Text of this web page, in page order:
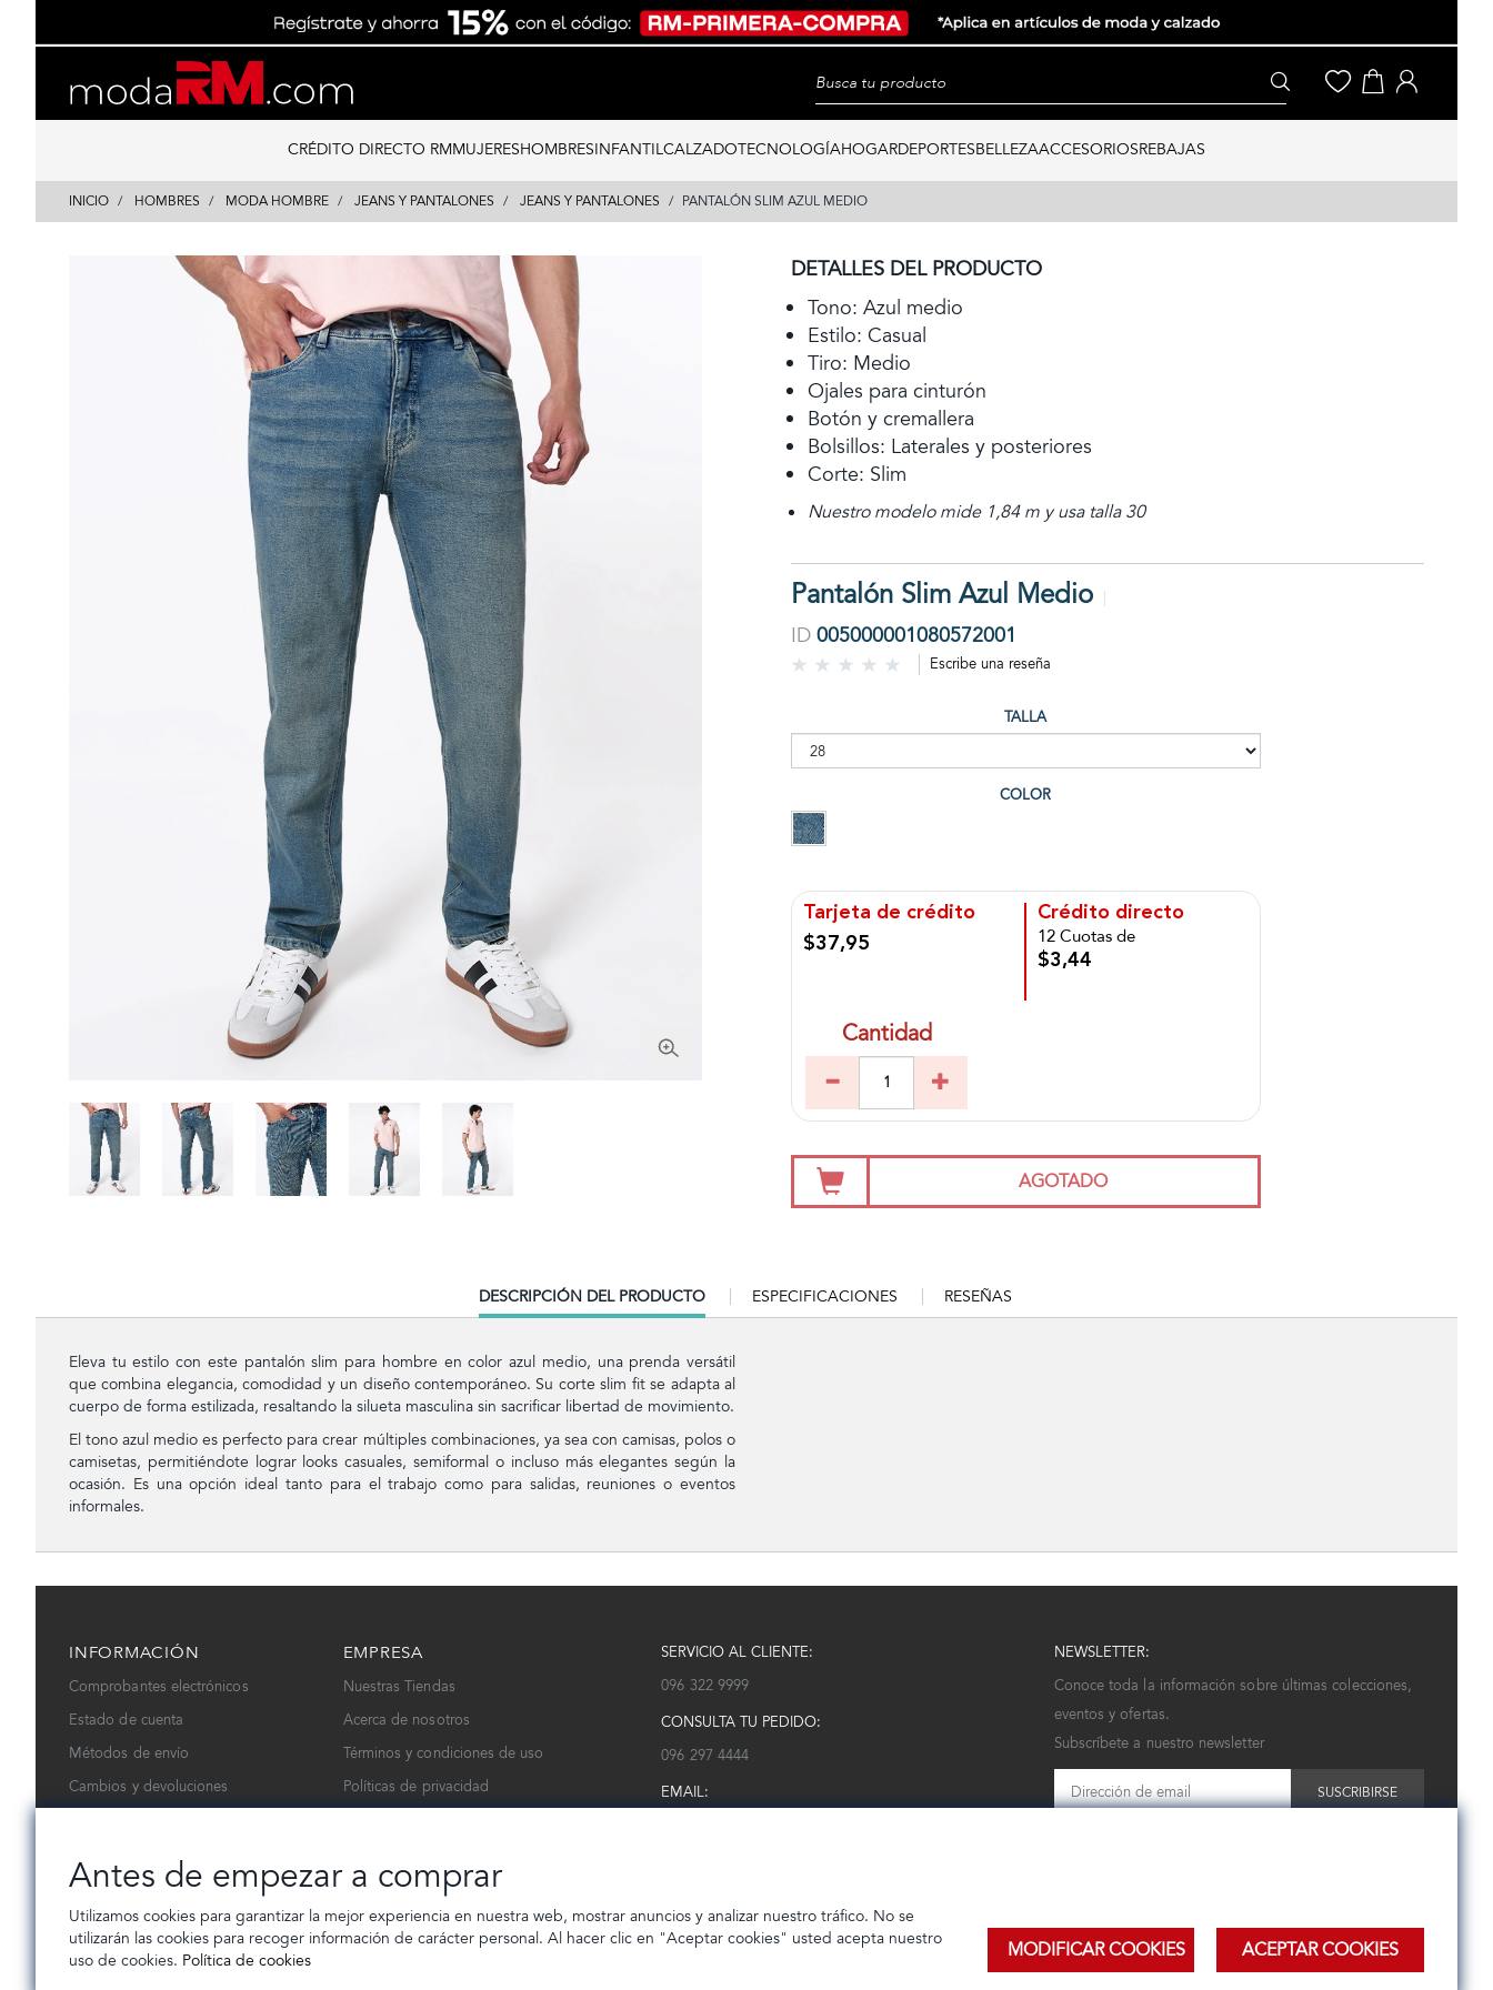
content
navigation
CRÉDITO DIRECTO RMMUJERESHOMBRESINFANTILCALZADOTECNOLOGÍAHOGARDEPORTESBELLEZAACCESORIOSREBAJAS
INICIO HOMBRES MODA HOMBRE JEANS Y PANTALONES JEANS Y PANTALONES PANTALÓN SLIM AZUL MEDIO
DETALLES DEL PRODUCTO
Tono: Azul medio
Estilo: Casual
Tiro: Medio
Ojales para cinturón
Botón y cremallera
Bolsillos: Laterales y posteriores
Corte: Slim
Nuestro modelo mide 1,84 m y usa talla 30
Pantalón Slim Azul Medio
ID 005000001080572001
Escribe una reseña
TALLA
COLOR
Tarjeta de crédito
$37,95
Crédito directo
12 Cuotas de
$3,44
Cantidad
AGOTADO
CURRENT
TAB:
DESCRIPCIÓN DEL PRODUCTO ESPECIFICACIONES RESEÑAS
Eleva tu estilo con este pantalón slim para hombre en color azul medio, una prenda versátil
que combina elegancia, comodidad y un diseño contemporáneo. Su corte slim fit se adapta al
cuerpo de forma estilizada, resaltando la silueta masculina sin sacrificar libertad de movimiento.
El tono azul medio es perfecto para crear múltiples combinaciones, ya sea con camisas, polos o
camisetas, permitiéndote lograr looks casuales, semiformal o incluso más elegantes según la
ocasión. Es una opción ideal tanto para el trabajo como para salidas, reuniones o eventos
informales.
INFORMACIÓN
Comprobantes electrónicos
Estado de cuenta
Métodos de envío
Cambios y devoluciones
EMPRESA
Nuestras Tiendas
Acerca de nosotros
Términos y condiciones de uso
Políticas de privacidad
SERVICIO AL CLIENTE:
096 322 9999
CONSULTA TU PEDIDO:
096 297 4444
EMAIL:
NEWSLETTER:
Conoce toda la información sobre últimas colecciones,
eventos y ofertas.
Subscríbete a nuestro newsletter
SUSCRIBIRSE
Antes de empezar a comprar
Utilizamos cookies para garantizar la mejor experiencia en nuestra web, mostrar anuncios y analizar nuestro tráfico. No se
utilizarán las cookies para recoger información de carácter personal. Al hacer clic en "Aceptar cookies" usted acepta nuestro
uso de cookies. Política de cookies MODIFICAR COOKIES ACEPTAR COOKIES